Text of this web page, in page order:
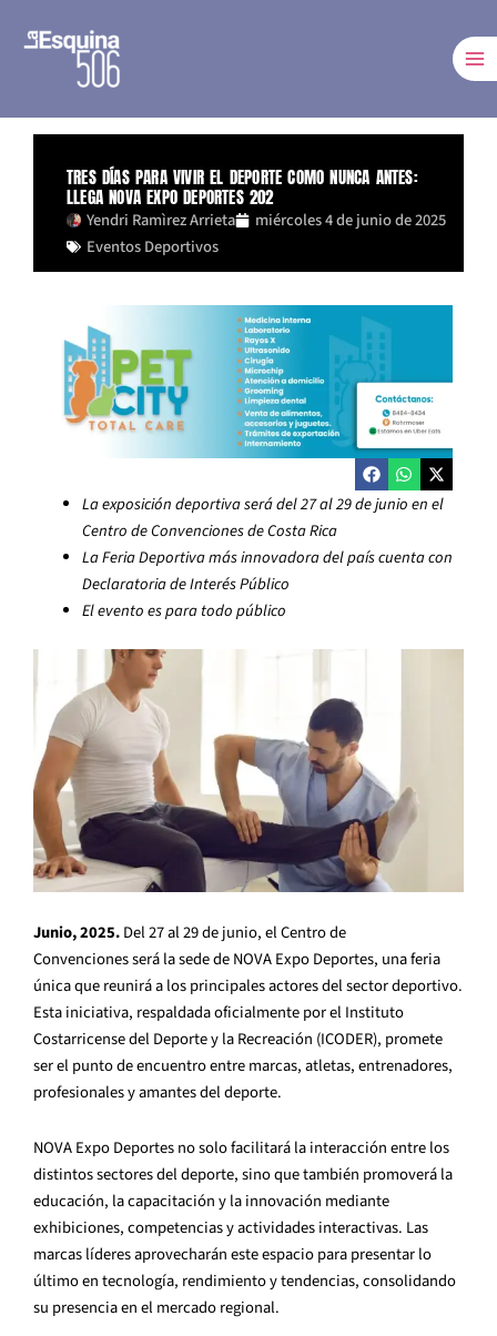
TRES DÍAS PARA VIVIR EL DEPORTE COMO NUNCA ANTES:
LLEGA NOVA EXPO DEPORTES 202
Yendri Ramìrez Arrieta
miércoles 4 de junio de 2025
Eventos Deportivos
La exposición deportiva será del 27 al 29 de junio en el
Centro de Convenciones de Costa Rica
La Feria Deportiva más innovadora del país cuenta con
Declaratoria de Interés Público
El evento es para todo público
Junio, 2025.Del 27 al 29 de junio, el Centro de
Convenciones será la sede de NOVA Expo Deportes, una feria
única que reunirá a los principales actores del sector deportivo.
Esta iniciativa, respaldada oficialmente por el Instituto
Costarricense del Deporte y la Recreación (ICODER), promete
ser el punto de encuentro entre marcas, atletas, entrenadores,
profesionales y amantes del deporte.
NOVA Expo Deportes no solo facilitará la interacción entre los
distintos sectores del deporte, sino que también promoverá la
educación, la capacitación y la innovación mediante
exhibiciones, competencias y actividades interactivas. Las
marcas líderes aprovecharán este espacio para presentar lo
último en tecnología, rendimiento y tendencias, consolidando
su presencia en el mercado regional.